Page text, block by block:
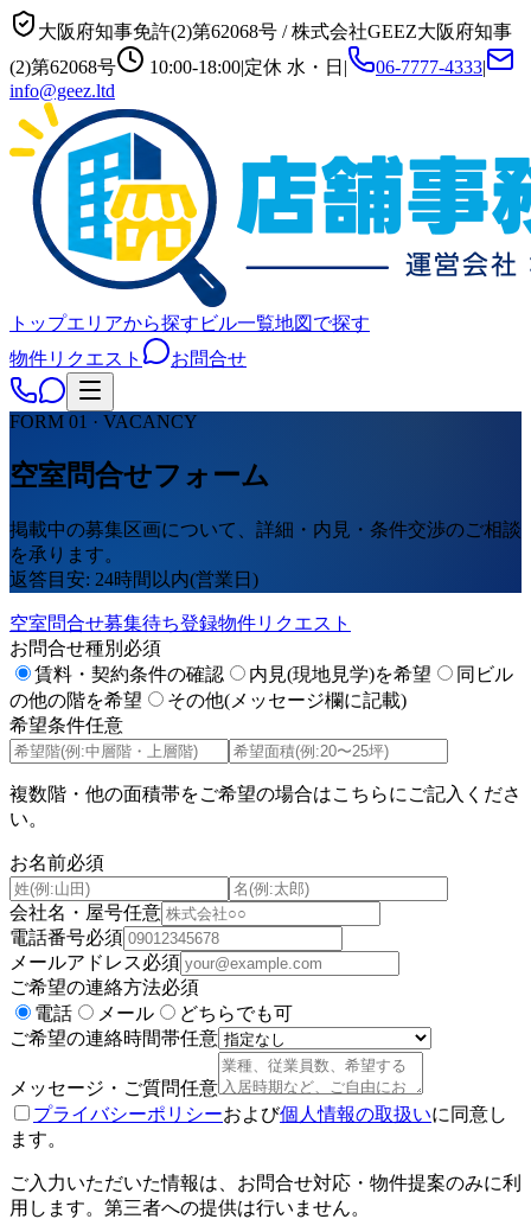
大阪府知事免許(2)第62068号 /株式会社GEEZ大阪府知事
(2)第62068号
10:00-18:00|定休 水・日 | 06-7777-4333|
info@geez.ltd
トップエリアから探す ビル一覧地図で探す
物件リクエスト
お問合せ
FORM 01 · VACANCY
空室問合せフォーム
掲載中の募集区画について、詳細・内見・条件交渉のご相談
を承ります。
返答目安: 24時間以内(営業日)
空室問合せ募集待ち登録物件リクエスト
お問合せ種別 必須
賃料・契約条件の確認
内見(現地見学)を希望
同ビル
の他の階を希望
その他(メッセージ欄に記載)
希望条件任意
複数階・他の面積帯をご希望の場合はこちらにご記入くださ
い。
お名前必須
会社名・屋号任意
電話番号必須
メールアドレス必須
ご希望の連絡方法必須
電話
メール
どちらでも可
ご希望の連絡時間帯任意
メッセージ・ご質問任意
プライバシーポリシーおよび個人情報の取扱いに同意し
ます。
ご入力いただいた情報は、お問合せ対応・物件提案のみに利
用します。第三者への提供は行いません。